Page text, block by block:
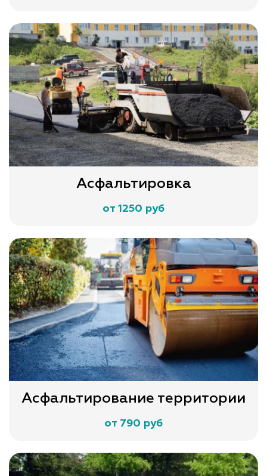
Асфальтировка
от 1250 руб
Асфальтирование территории
от 790 руб